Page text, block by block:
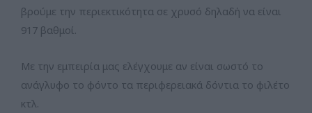
βρούμε την περιεκτικότητα σε χρυσό δηλαδή να είναι
917 βαθμοί.
Με την εμπειρία μας ελέγχουμε αν είναι σωστό το
ανάγλυφο το φόντο τα περιφερειακά δόντια το φιλέτο
κτλ.